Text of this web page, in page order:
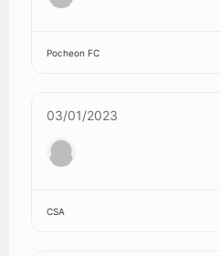
Pocheon FC
03/01/2023
CSA